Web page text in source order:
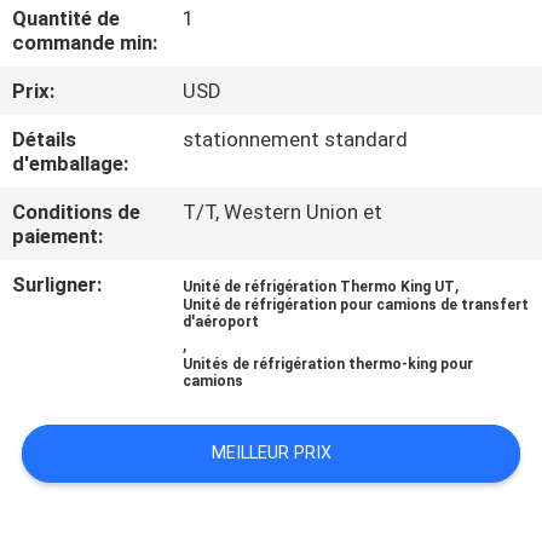
VISITE
L'USINE
CONTRÔLE
DE
LA
QUALITÉ
CONTACTER
Quantité de
commande min:
1
Prix:
USD
Détails
d'emballage:
stationnement standard
Conditions de
paiement:
T/T, Western Union et
Surligner: Unité de réfrigération Thermo King UT,
Unité de réfrigération pour camions de transfert
d'aéroport
,
Unités de réfrigération thermo-king pour
camions
MEILLEUR PRIX